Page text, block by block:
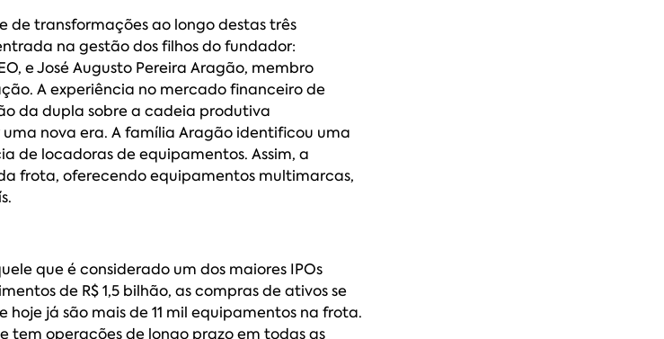
de transformações ao longo destas três
na gestão dos filhos do fundador:
e José Augusto Pereira Aragão, membro
A experiência no mercado financeiro de
da dupla sobre a cadeia produtiva
nova era. A família Aragão identificou uma
de locadoras de equipamentos. Assim, a
frota, oferecendo equipamentos multimarcas,
que é considerado um dos maiores IPOs
de R$ 1,5 bilhão, as compras de ativos se
já são mais de 11 mil equipamentos na frota.
tem operações de longo prazo em todas as